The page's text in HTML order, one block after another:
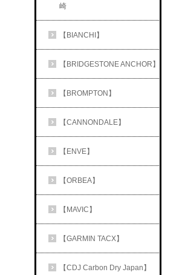
崎
【BIANCHI】
【BRIDGESTONE ANCHOR】
【BROMPTON】
【CANNONDALE】
【ENVE】
【ORBEA】
【MAVIC】
【GARMIN TACX】
【CDJ Carbon Dry Japan】